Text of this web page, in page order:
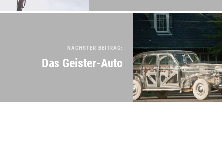
NÄCHSTER BEITRAG:
Das Geister-Auto